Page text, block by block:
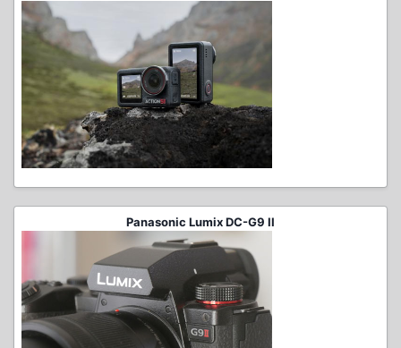
Panasonic Lumix DC-G9 II